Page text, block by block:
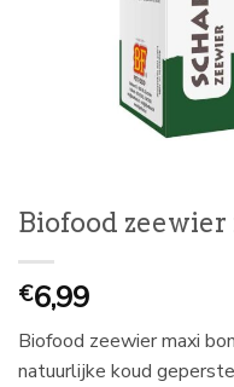
Biofood
€6,99
Biofood zeewier maxi
natuurlijke koud